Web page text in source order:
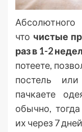
что чистые
раз в 1-2
потеете,
постель
пачкаете
обычно,
их через 7